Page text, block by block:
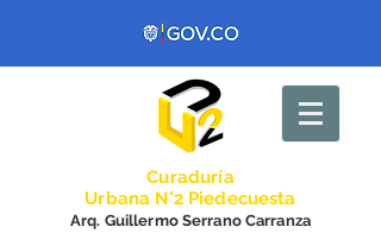
Curaduría
Urbana N°2 Piedecuesta
Arq. Guillermo Serrano Carranza